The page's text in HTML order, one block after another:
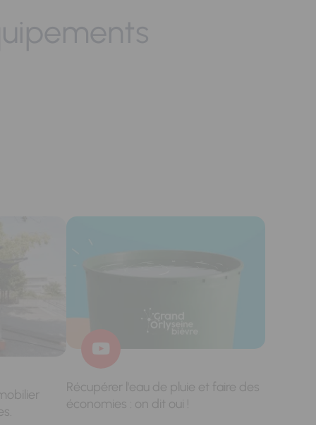
Récupérer l'eau de pluie et faire des
économies : on dit oui !